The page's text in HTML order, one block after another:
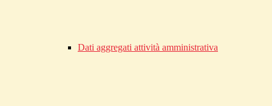
Dati aggregati attività amministrativa